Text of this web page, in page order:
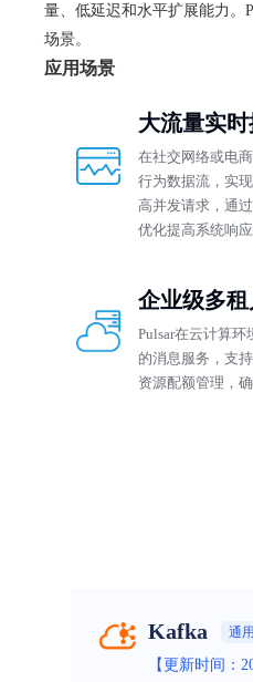
量、低延迟和水平扩展能力。
场景。
应用场景
大流量实
在社交网络或电
行为数据流，实
高并发请求，通
优化提高系统响
企业级多
Pulsar在云计算
的消息服务，支
资源配额管理，
Kafka 通
【更新时间：